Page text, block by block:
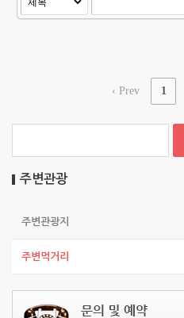
‹ Prev 1
주변관광
주변관광지
주변먹거리